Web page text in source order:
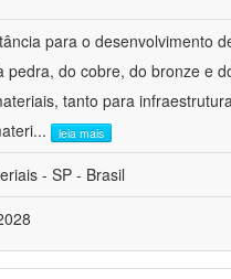
para o desenvolvimento
do cobre, do bronze e
tanto para
... leia mais
- SP - Brasil